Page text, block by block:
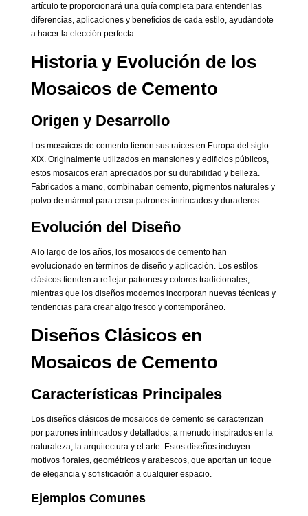
artículo te proporcionará una guía completa para entender las
diferencias, aplicaciones y beneficios de cada estilo, ayudándote
a hacer la elección perfecta.
Historia y Evolución de los
Mosaicos de Cemento
Origen y Desarrollo
Los mosaicos de cemento tienen sus raíces en Europa del siglo
XIX. Originalmente utilizados en mansiones y edificios públicos,
estos mosaicos eran apreciados por su durabilidad y belleza.
Fabricados a mano, combinaban cemento, pigmentos naturales y
polvo de mármol para crear patrones intrincados y duraderos.
Evolución del Diseño
A lo largo de los años, los mosaicos de cemento han
evolucionado en términos de diseño y aplicación. Los estilos
clásicos tienden a reflejar patrones y colores tradicionales,
mientras que los diseños modernos incorporan nuevas técnicas y
tendencias para crear algo fresco y contemporáneo.
Diseños Clásicos en
Mosaicos de Cemento
Características Principales
Los diseños clásicos de mosaicos de cemento se caracterizan
por patrones intrincados y detallados, a menudo inspirados en la
naturaleza, la arquitectura y el arte. Estos diseños incluyen
motivos florales, geométricos y arabescos, que aportan un toque
de elegancia y sofisticación a cualquier espacio.
Ejemplos Comunes